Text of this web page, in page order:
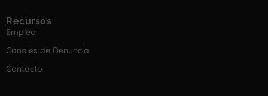
Recursos
Empleo
Canales de Denuncia
Contacto